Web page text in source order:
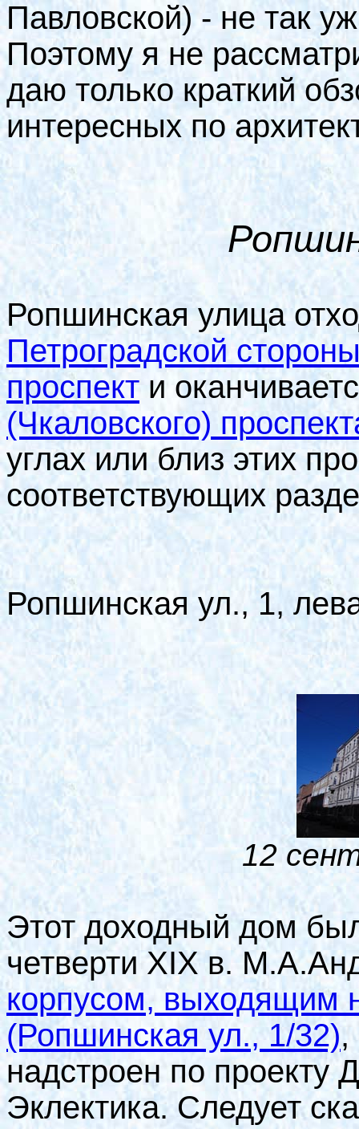
Павловской) - не так
Поэтому я не
даю только краткий
интересных по
Ропшинская улица
Петроградской
проспект и
(Чкаловского)
углах или близ этих
соответствующих
Ропшинская ул., 1,
12
Этот доходный дом
четвертиXIX в.
корпусом, выходящим
(Ропшинская ул., 1/32),
надстроен по проекту
Эклектика. Следует